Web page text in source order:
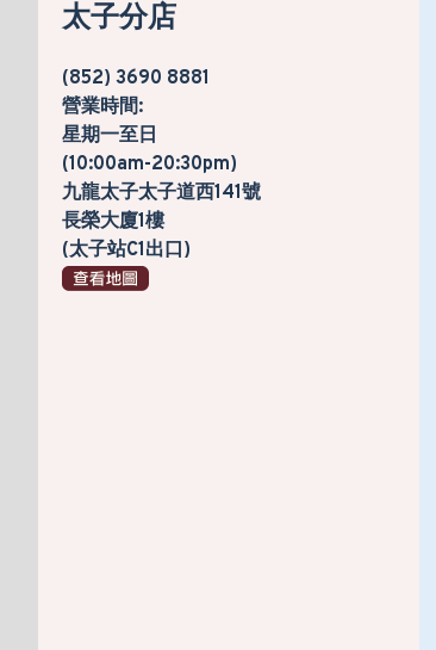
太子分店
(852) 3690 8881
營業時間:
星期一至日
(10:00am-20:30pm)
九龍太子太子道西141號
長榮大廈1樓
(太子站C1出口)